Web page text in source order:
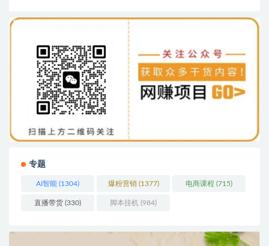
专题
AI智能 (1304) 爆粉营销 (1377) 电商课程 (715)
直播带货 (330) 脚本挂机 (984)